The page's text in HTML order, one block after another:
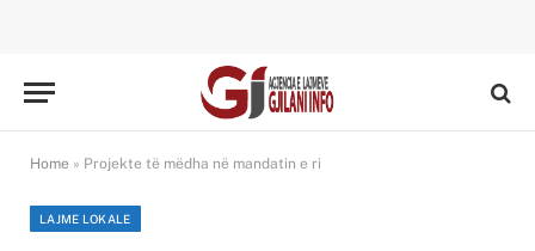
Home » Projekte të mëdha në mandatin e ri
LAJME LOKALE